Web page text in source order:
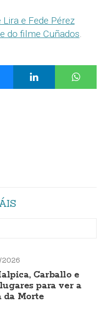
Lira e Fede Pérez
do filme Cuñados.
Carballo e
para ver a
da Morte